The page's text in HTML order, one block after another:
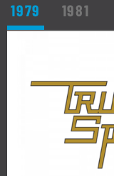
1979 1981